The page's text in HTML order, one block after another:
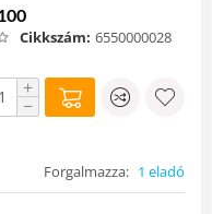
Cikkszám: 6550000028
+
−
Forgalmazza: 1 eladó